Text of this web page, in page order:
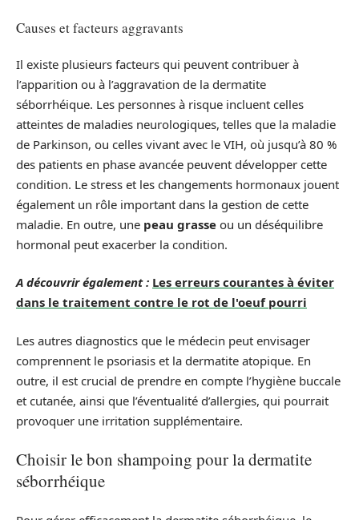
Causes et facteurs aggravants
Il existe plusieurs facteurs qui peuvent contribuer à
l’apparition ou à l’aggravation de la dermatite
séborrhéique. Les personnes à risque incluent celles
atteintes de maladies neurologiques, telles que la maladie
de Parkinson, ou celles vivant avec le VIH, où jusqu’à 80 %
des patients en phase avancée peuvent développer cette
condition. Le stress et les changements hormonaux jouent
également un rôle important dans la gestion de cette
maladie. En outre, une peau grasse ou un déséquilibre
hormonal peut exacerber la condition.
A découvrir également : Les erreurs courantes à éviter
dans le traitement contre le rot de l'oeuf pourri
Les autres diagnostics que le médecin peut envisager
comprennent le psoriasis et la dermatite atopique. En
outre, il est crucial de prendre en compte l’hygiène buccale
et cutanée, ainsi que l’éventualité d’allergies, qui pourrait
provoquer une irritation supplémentaire.
Choisir le bon shampoing pour la dermatite
séborrhéique